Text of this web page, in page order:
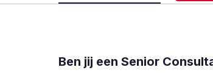
Ben jij een Senior